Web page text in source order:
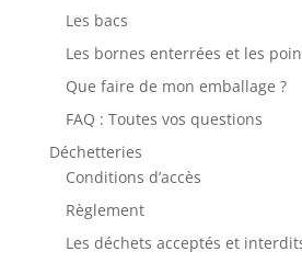
Les bacs
Les bornes enterrées et les
Que faire de mon emballage ?
FAQ : Toutes vos questions
Déchetteries
Conditions d’accès
Règlement
Les déchets acceptés et